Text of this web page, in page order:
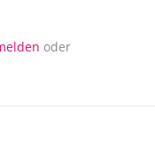
Teil 9oder